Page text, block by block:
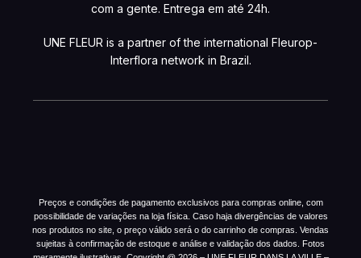
com a gente. Entrega em até 24h.
UNE FLEUR is a partner of the international Fleurop-
Interflora network in Brazil.
Preços e condições de pagamento exclusivos para compras online, com
possibilidade de variações na loja física. Caso haja divergências de valores
nos produtos no site, o preço válido será o do carrinho de compras. Vendas
sujeitas à confirmação de estoque e análise e validação dos dados. Fotos